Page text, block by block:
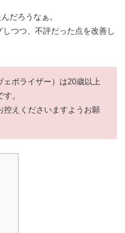
だろうなぁ。
つつ、不評だった点を改善し
ェポライザー）は20歳以上
。
控えくださいますようお願